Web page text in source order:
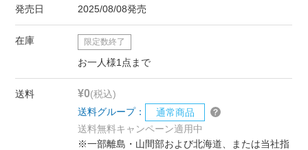
発売日 2025/08/08発売
在庫 限定数終了
お一人様1点まで
送料 ¥0(税込)
送料グループ：
通常商品
送料無料キャンペーン適用中
※一部離島・山間部および北海道、または当社指